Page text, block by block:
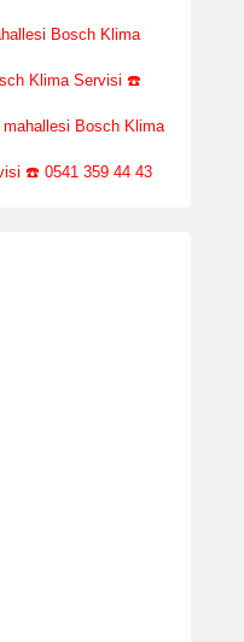
Bosch Klima
Klima Servisi ☎️
Bosch Klima
☎️ 0541 359 44 43